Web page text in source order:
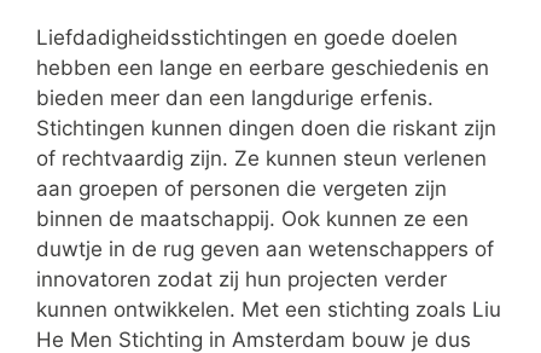
Liefdadigheidsstichtingen en goede doelen
hebben een lange en eerbare geschiedenis en
bieden meer dan een langdurige erfenis.
Stichtingen kunnen dingen doen die riskant zijn
of rechtvaardig zijn. Ze kunnen steun verlenen
aan groepen of personen die vergeten zijn
binnen de maatschappij. Ook kunnen ze een
duwtje in de rug geven aan wetenschappers of
innovatoren zodat zij hun projecten verder
kunnen ontwikkelen. Met een stichting zoals Liu
He Men Stichting in Amsterdam bouw je dus